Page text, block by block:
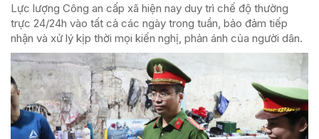
Lực lượng Công an cấp xã hiện nay duy trì chế độ thường
trực 24/24h vào tất cả các ngày trong tuần, bảo đảm tiếp
nhận và xử lý kịp thời mọi kiến nghị, phản ánh của người dân.